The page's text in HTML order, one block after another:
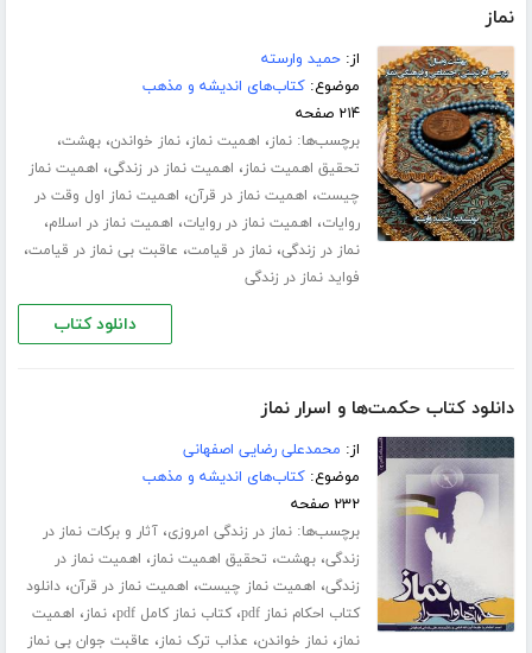
نماز
از:حمید وارسته
موضوع:کتاب‌های اندیشه و مذهب
۲۱۴ صفحه
برچسب‌ها:نماز، اهمیت نماز،نماز خواندن،بهشت،
تحقیق اهمیت نماز، اهمیت نماز در زندگی، اهمیت نماز
چیست، اهمیت نماز در قرآن، اهمیت نماز اول وقت در
روایات، اهمیت نماز در روایات، اهمیت نماز در اسلام،
نماز در زندگی،نماز در قیامت، عاقبت بی نماز در قیامت،
فواید نماز در زندگی
دانلود کتاب
دانلود کتاب حکمت‌ها و اسرار نماز
از: محمدعلی رضایی اصفهانی
موضوع:کتاب‌های اندیشه و مذهب
۲۳۲ صفحه
برچسب‌ها:نماز در زندگی امروزی،آثار و برکات نماز در
زندگی،بهشت، تحقیق اهمیت نماز، اهمیت نماز در
زندگی، اهمیت نماز چیست، اهمیت نماز در قرآن،دانلود
کتاب احکام نماز pdf
،کتاب نماز کامل pdf ،نماز، اهمیت
نماز،نماز خواندن، عذاب ترک نماز، عاقبت جوان بی نماز